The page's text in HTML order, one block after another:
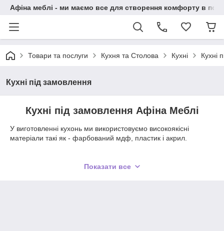
Афіна меблі - ми маємо все для створення комфорту в
Товари та послуги Кухня та Столова Кухні Кухні
Кухні під замовлення
Кухні під замовлення Афіна Меблі
У виготовленні кухонь ми використовуємо високоякісні
матеріали такі як - фарбований мдф, пластик і акрил.
Кухня Grey з пазомПоказати все